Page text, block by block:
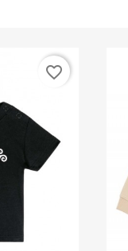
favorite_border